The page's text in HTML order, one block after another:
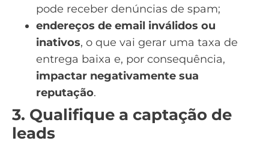
pode receber denúncias de spam;
endereços de email inválidos ou
inativos, o que vai gerar uma taxa de
entrega baixa e, por consequência,
impactar negativamente sua
reputação.
3. Qualifique a captação de
leads